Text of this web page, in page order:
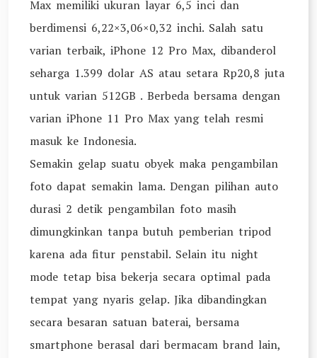
Max memiliki ukuran layar 6,5 inci dan
berdimensi 6,22×3,06×0,32 inchi. Salah satu
varian terbaik, iPhone 12 Pro Max, dibanderol
seharga 1.399 dolar AS atau setara Rp20,8 juta
untuk varian 512GB . Berbeda bersama dengan
varian iPhone 11 Pro Max yang telah resmi
masuk ke Indonesia.
Semakin gelap suatu obyek maka pengambilan
foto dapat semakin lama. Dengan pilihan auto
durasi 2 detik pengambilan foto masih
dimungkinkan tanpa butuh pemberian tripod
karena ada fitur penstabil. Selain itu night
mode tetap bisa bekerja secara optimal pada
tempat yang nyaris gelap. Jika dibandingkan
secara besaran satuan baterai, bersama
smartphone berasal dari bermacam brand lain,